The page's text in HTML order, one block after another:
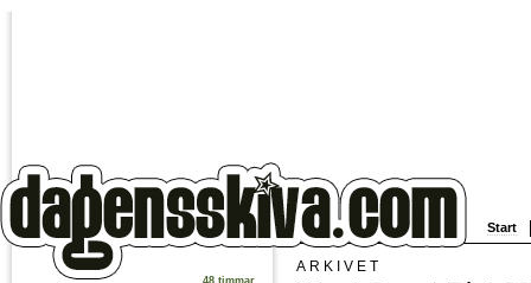
Start
ARKIVET